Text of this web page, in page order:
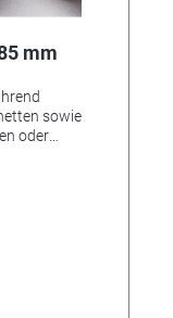
mm
sowie
oder